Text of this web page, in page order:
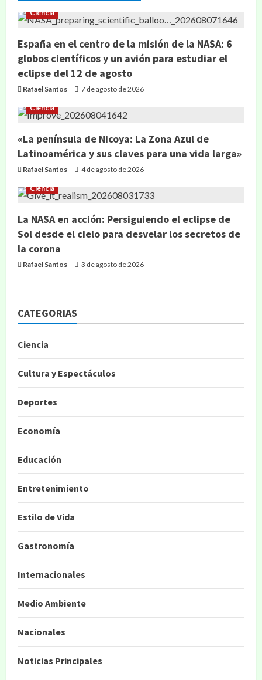
Ciencia
España en el centro de la misión de la NASA: 6
globos científicos y un avión para estudiar el
eclipse del 12 de agosto
Rafael Santos 7 de agosto de 2026
Ciencia
«La península de Nicoya: La Zona Azul de
Latinoamérica y sus claves para una vida larga»
Rafael Santos 4 de agosto de 2026
Ciencia
La NASA en acción: Persiguiendo el eclipse de
Sol desde el cielo para desvelar los secretos de
la corona
Rafael Santos 3 de agosto de 2026
CATEGORIAS
Ciencia
Cultura y Espectáculos
Deportes
Economía
Educación
Entretenimiento
Estilo de Vida
Gastronomía
Internacionales
Medio Ambiente
Nacionales
Noticias Principales